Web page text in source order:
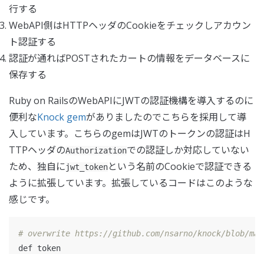
行する
WebAPI側はHTTPヘッダのCookieをチェックしアカウン
ト認証する
認証が通ればPOSTされたカートの情報をデータベースに
保存する
Ruby on RailsのWebAPIにJWTの認証機構を導入するのに
便利なKnock gemがありましたのでこちらを採用して導
入しています。こちらのgemはJWTのトークンの認証はH
TTPヘッダのAuthorizationでの認証しか対応していない
ため、独自にjwt_tokenという名前のCookieで認証できる
ように拡張しています。拡張しているコードはこのような
感じです。
# overwrite https://github.com/nsarno/knock/blob/
def token